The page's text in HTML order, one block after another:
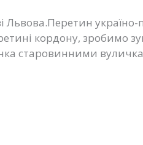
Львова.Перетин україно-
кордону, зробимо
старовинними